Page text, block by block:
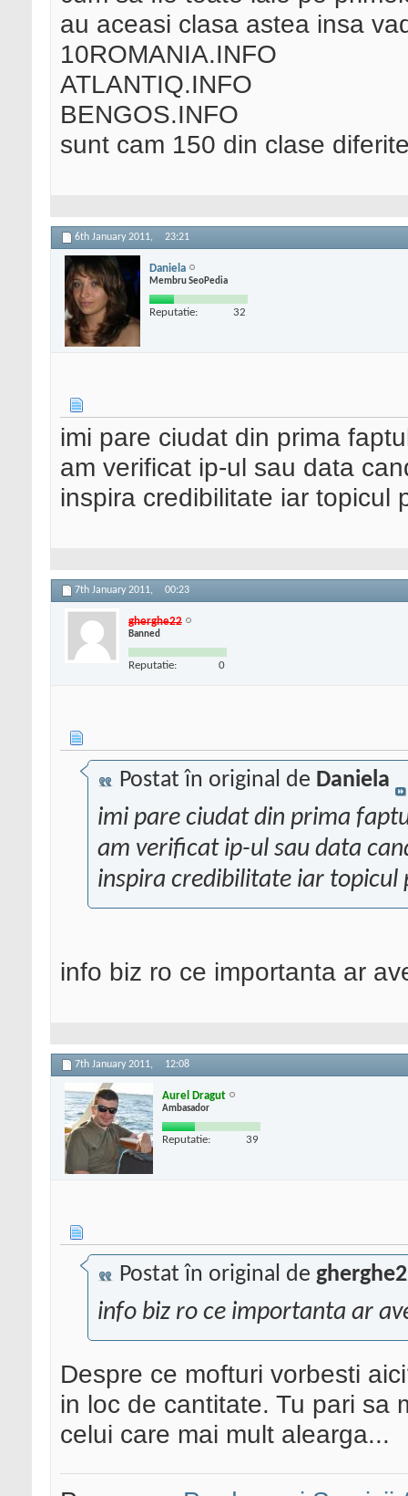
au aceasi clasa astea insa
10ROMANIA.INFO
ATLANTIQ.INFO
BENGOS.INFO
sunt cam 150 din clase
6th January 2011, 23:21
Daniela
Membru SeoPedia
Reputatie: 32
imi pare ciudat din prima
am verificat ip-ul sau data
inspira credibilitate iar topicul
7th January 2011, 00:23
gherghe22
Banned
Reputatie: 0
Postat în original de Daniela
imi pare ciudat din prima
am verificat ip-ul sau data
inspira credibilitate iar topicul
info biz ro ce importanta ar
7th January 2011, 12:08
Aurel Dragut
Ambasador
Reputatie: 39
Postat în original de
info biz ro ce importanta ar
Despre ce mofturi vorbesti
in loc de cantitate. Tu pari sa
celui care mai mult alearga...